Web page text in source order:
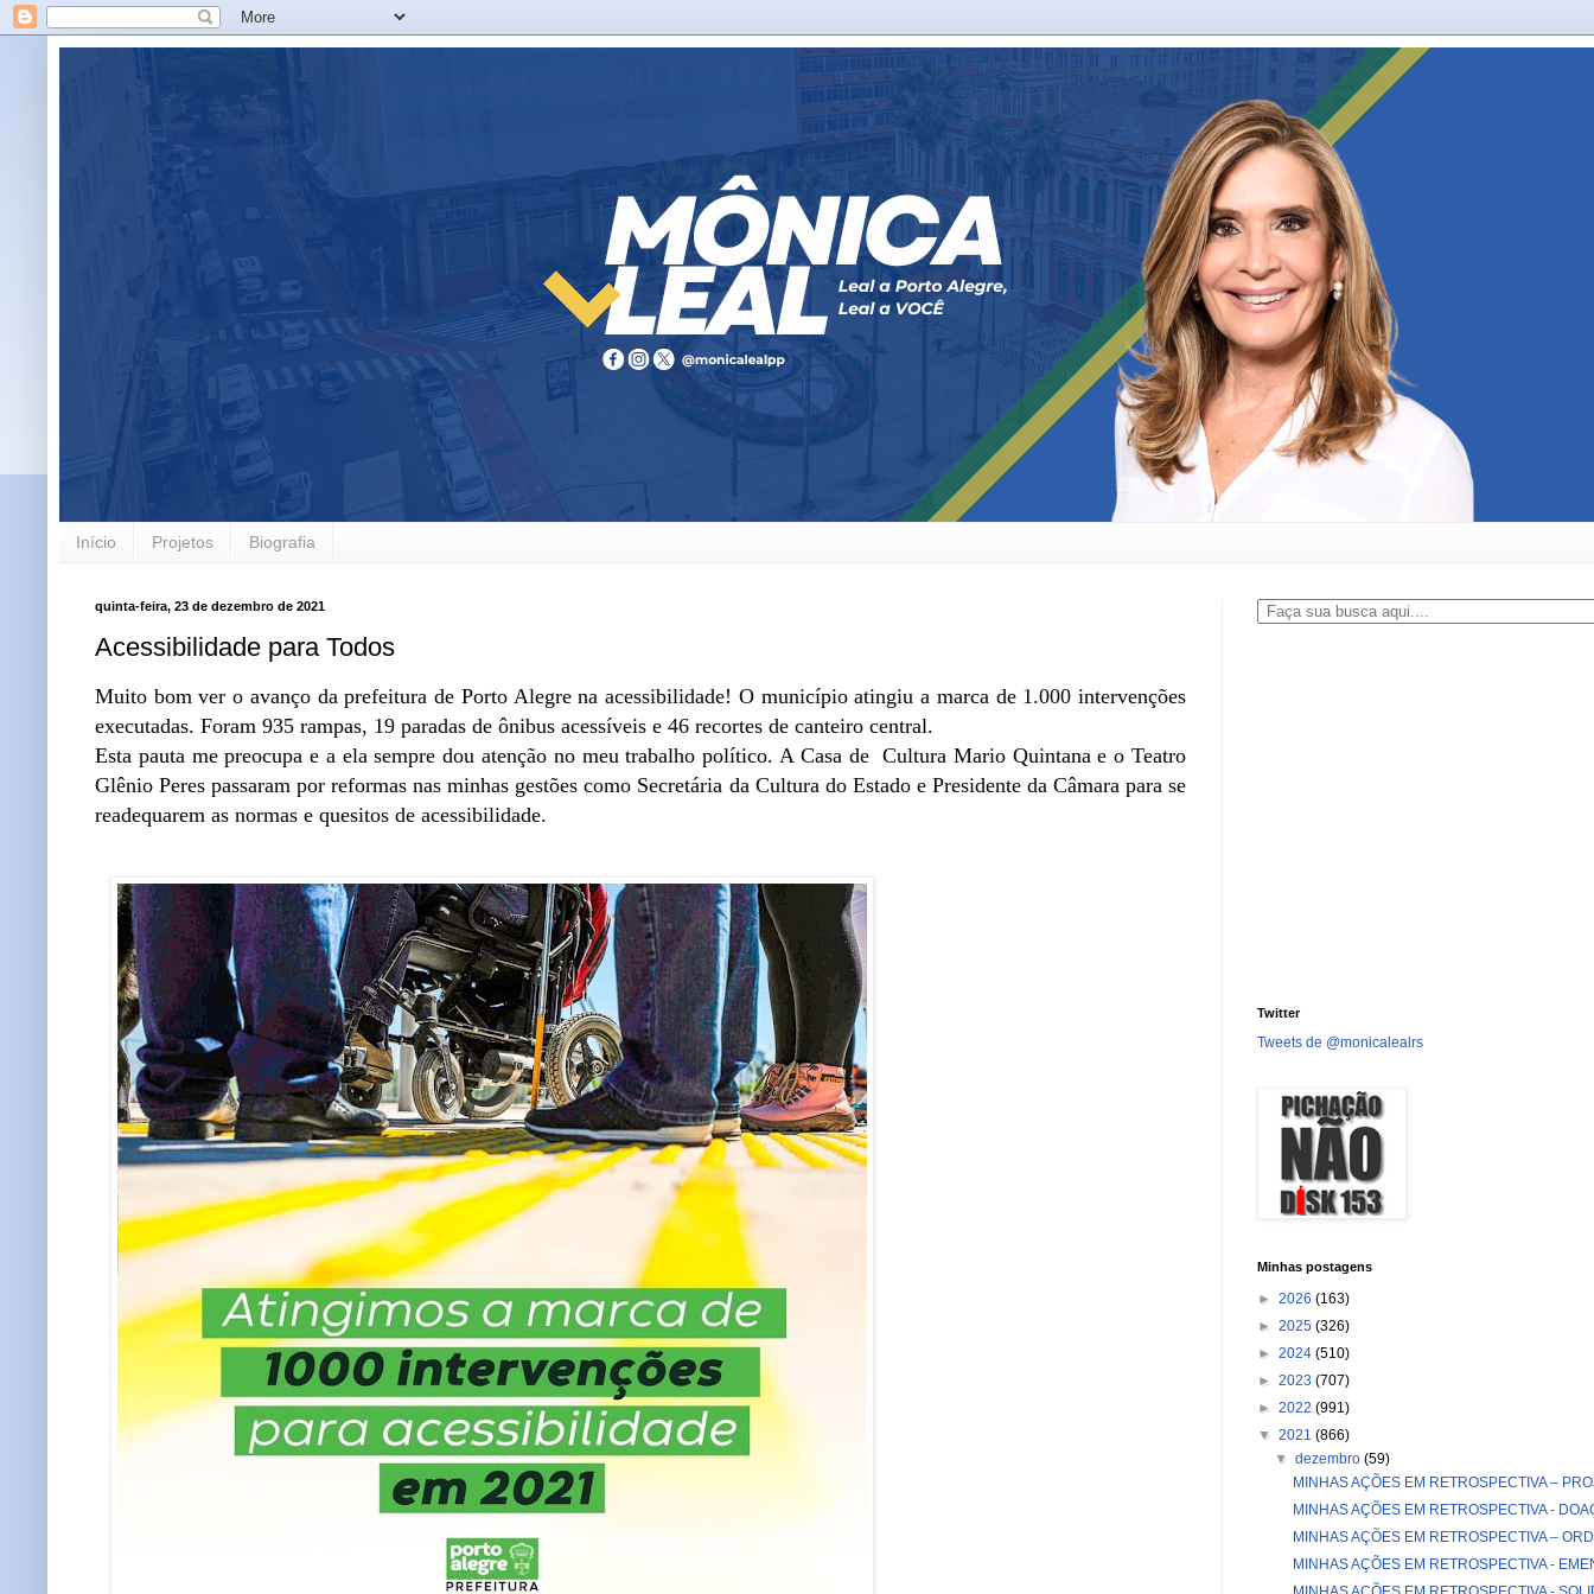
Início Projetos Biografia
quinta-feira, 23 de dezembro de 2021
Acessibilidade para Todos
Muito bom ver o avanço da prefeitura de Porto Alegre na acessibilidade! O município atingiu a marca de 1.000 intervenções
executadas. Foram 935 rampas, 19 paradas de ônibus acessíveis e 46 recortes de canteiro central.
Esta pauta me preocupa e a ela sempre dou atenção no meu trabalho político. A Casa de Cultura Mario Quintana e o Teatro
Glênio Peres passaram por reformas nas minhas gestões como Secretária da Cultura do Estado e Presidente da Câmara para se
readequarem as normas e quesitos de acessibilidade.
Twitter
Tweets de @monicalealrs
Minhas postagens
► 2026 (163)
► 2025 (326)
► 2024 (510)
► 2023 (707)
► 2022 (991)
▼ 2021 (866)
▼dezembro(59)
MINHAS AÇÕES EM RETROSPECTIVA –
MINHAS AÇÕES EM RETROSPECTIVA -
MINHAS AÇÕES EM RETROSPECTIVA –
MINHAS AÇÕES EM RETROSPECTIVA -